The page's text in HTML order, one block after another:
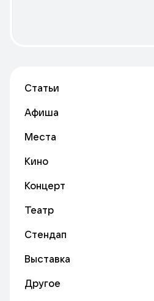
Статьи
Афиша
Места
Кино
Концерт
Театр
Стендап
Выставка
Другое